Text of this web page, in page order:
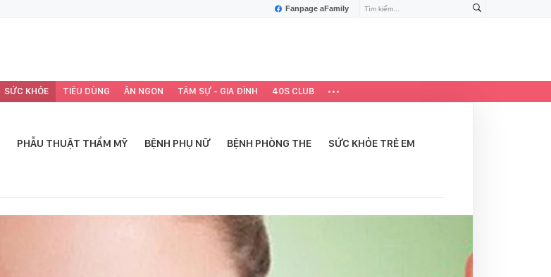
Fanpage aFamily
SỨC KHỎE TIÊU DÙNG ĂN NGON TÂM SỰ - GIA ĐÌNH 40S CLUB
PHẪU THUẬT THẨM MỸ BỆNH PHỤ NỮ BỆNH PHÒNG THE SỨC KHỎE TRẺ EM